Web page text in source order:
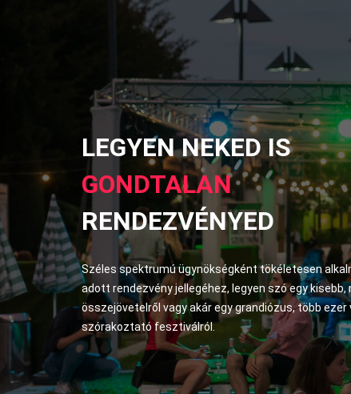
LEGYEN NEKED IS
GONDTALAN
RENDEZVÉNYED
Széles spektrumú ügynökségként tökéletesen
adott rendezvény jellegéhez, legyen szó egy
összejövetelről vagy akár egy grandiózus, több ezer
szórakoztató fesztiválról.